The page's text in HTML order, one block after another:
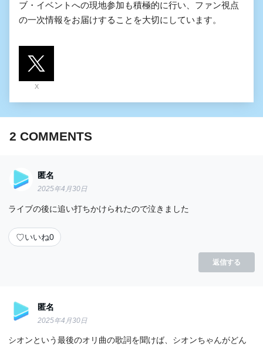
ブ・イベントへの現地参加も積極的に行い、ファン視点
の一次情報をお届けすることを大切にしています。
X
2 COMMENTS
匿名
2025年4月30日
ライブの後に追い打ちかけられたので泣きました
♡いいね0
返信する
匿名
2025年4月30日
シオンという最後のオリ曲の歌詞を聞けば、シオンちゃんがどん